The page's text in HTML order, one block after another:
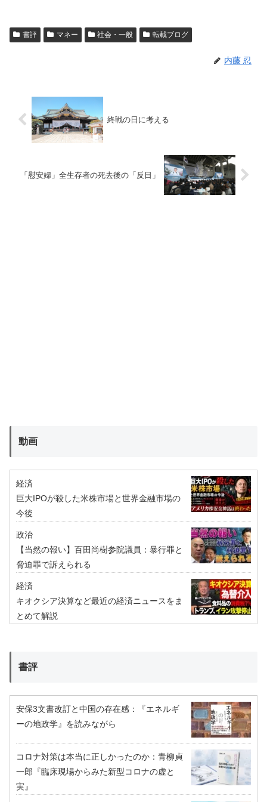
書評 マネー 社会・一般 転載ブログ
内藤 忍
終戦の日に考える
「慰安婦」全生存者の死去後の「反日」
動画
経済
巨大IPOが殺した米株市場と世界金融市場の
今後
政治
【当然の報い】百田尚樹参院議員：暴行罪と
脅迫罪で訴えられる
経済
キオクシア決算など最近の経済ニュースをま
とめて解説
書評
安保3文書改訂と中国の存在感：『エネルギ
ーの地政学』を読みながら
コロナ対策は本当に正しかったのか：青柳貞
一郎『臨床現場からみた新型コロナの虚と
実』